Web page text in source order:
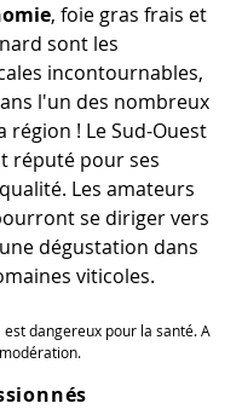
, foie gras frais et
sont les
incontournables,
l'un des nombreux
région ! Le Sud-Ouest
réputé pour ses
Les amateurs
se diriger vers
dégustation dans
viticoles.
dangereux pour la santé. A